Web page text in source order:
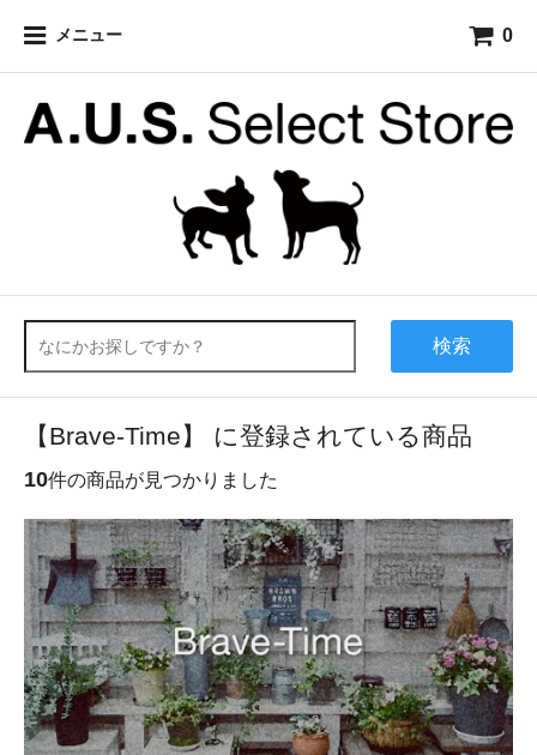
メニュー 0
検索
【Brave-Time】 に登録されている商品
10件の商品が見つかりました